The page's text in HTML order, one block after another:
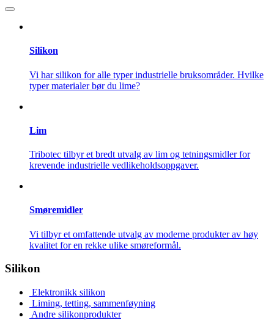
Silikon
Vi har silikon for alle typer industrielle bruksområder. Hvilke
typer materialer bør du lime?
Lim
Tribotec tilbyr et bredt utvalg av lim og tetningsmidler for
krevende industrielle vedlikeholdsoppgaver.
Smøremidler
Vi tilbyr et omfattende utvalg av moderne produkter av høy
kvalitet for en rekke ulike smøreformål.
Silikon
Elektronikk silikon
Liming, tetting, sammenføyning
Andre silikonprodukter